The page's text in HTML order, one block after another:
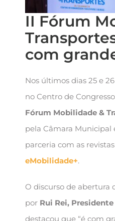
II Fórum
com
Nos últimos dias 25 e
no Centro de
Fórum Mobilidade &
pela Câmara Municipal
parceria com as revistas
eMobilidade+.
O discurso de abertura
por Rui Rei,
destacou que “é com